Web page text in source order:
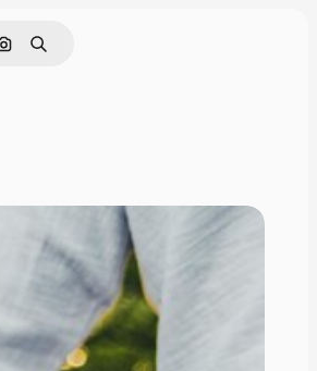
Hledat podle obrázku
Hledat